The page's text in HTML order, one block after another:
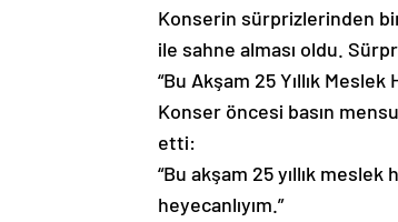
Konserin sürprizlerinden
ile sahne alması oldu.
“Bu Akşam 25 Yıllık
Konser öncesi basın
etti:
“Bu akşam 25 yıllık
heyecanlıyım.”